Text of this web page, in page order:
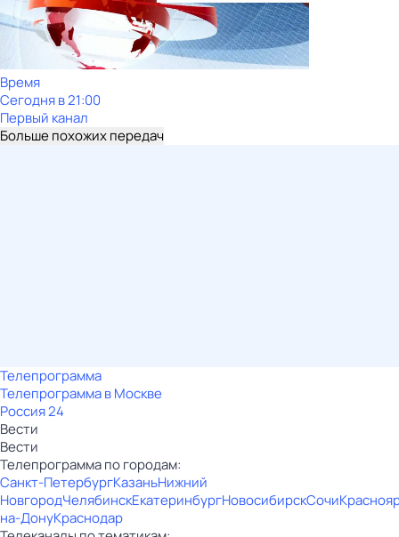
Время
Сегодня в 21:00
Первый канал
Больше похожих передач
Телепрограмма
Телепрограмма в Москве
Россия 24
Вести
Вести
Телепрограмма по городам:
Санкт-ПетербургКазаньНижний
НовгородЧелябинскЕкатеринбургНовосибирскСочи
на-ДонуКраснодар